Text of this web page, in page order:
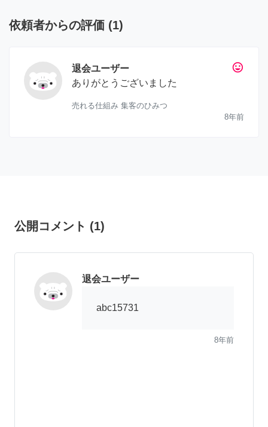
依頼者からの評価 (1)
tag_faces
退会ユーザー
ありがとうございました
売れる仕組み 集客のひみつ
8年前
公開コメント (1)
退会ユーザー
abc15731
8年前